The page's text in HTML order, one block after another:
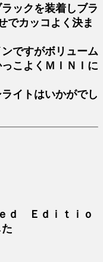
ックを装着しブラ
でカッコよく決ま
ですがボリューム
こよくＭＩＮＩに
イトはいかがでし
ｄ Ｅｄｉｔｉｏ